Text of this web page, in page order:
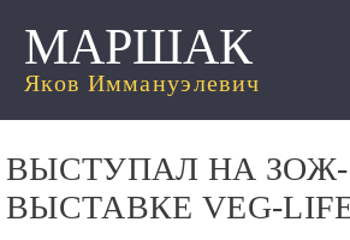
МАРШАК
Яков Иммануэлевич
ВЫСТУПАЛ НА ЗОЖ-
ВЫСТАВКЕ VEG-LIFE